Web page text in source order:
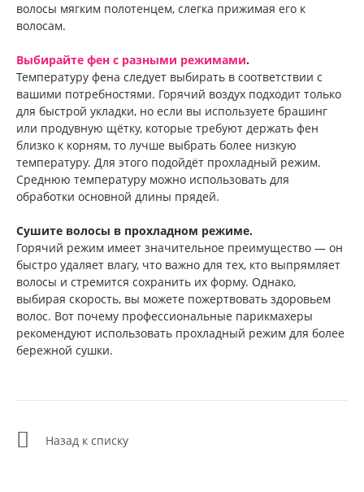
волосы мягким полотенцем, слегка прижимая его к
волосам.
Выбирайте фен с разными режимами.
Температуру фена следует выбирать в соответствии с
вашими потребностями. Горячий воздух подходит только
для быстрой укладки, но если вы используете брашинг
или продувную щётку, которые требуют держать фен
близко к корням, то лучше выбрать более низкую
температуру. Для этого подойдёт прохладный режим.
Среднюю температуру можно использовать для
обработки основной длины прядей.
Сушите волосы в прохладном режиме.
Горячий режим имеет значительное преимущество — он
быстро удаляет влагу, что важно для тех, кто выпрямляет
волосы и стремится сохранить их форму. Однако,
выбирая скорость, вы можете пожертвовать здоровьем
волос. Вот почему профессиональные парикмахеры
рекомендуют использовать прохладный режим для более
бережной сушки.
Назад к списку